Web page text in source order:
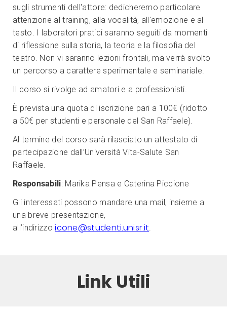
sugli strumenti dell'attore: dedicheremo particolare
attenzione al training, alla vocalità, all'emozione e al
testo. I laboratori pratici saranno seguiti da momenti
di riflessione sulla storia, la teoria e la filosofia del
teatro. Non vi saranno lezioni frontali, ma verrà svolto
un percorso a carattere sperimentale e seminariale.
Il corso si rivolge ad amatori e a professionisti.
È prevista una quota di iscrizione pari a 100€ (ridotto
a 50€ per studenti e personale del San Raffaele).
Al termine del corso sarà rilasciato un attestato di
partecipazione dall’Università Vita-Salute San
Raffaele.
Responsabili: Marika Pensa e Caterina Piccione
Gli interessati possono mandare una mail, insieme a
una breve presentazione,
all’indirizzoicone@studenti.unisr.it.
Link Utili